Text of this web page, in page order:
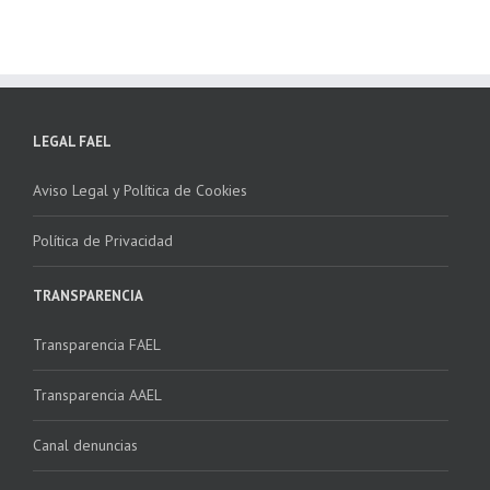
LEGAL FAEL
Aviso Legal y Política de Cookies
Política de Privacidad
TRANSPARENCIA
Transparencia FAEL
Transparencia AAEL
Canal denuncias